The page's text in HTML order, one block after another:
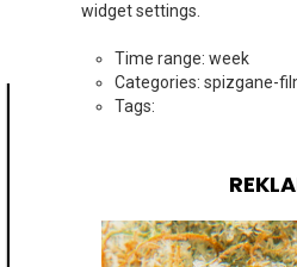
widget settings.
Time range: week
Categories: spizgane-
Tags: